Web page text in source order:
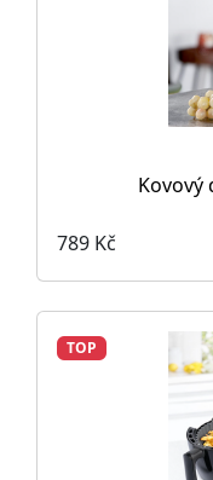
Kovový
789 Kč
TOP